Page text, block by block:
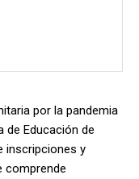
por la pandemia
de Educación de
inscripciones y
comprende